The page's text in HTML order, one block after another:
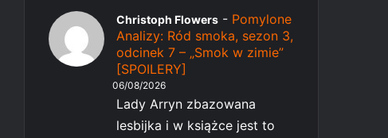
Christoph Flowers - Pomylone
Analizy: Ród smoka, sezon 3,
odcinek 7 – „Smok w zimie”
[SPOILERY]
06/08/2026
Lady Arryn zbazowana
lesbijka i w książce jest to